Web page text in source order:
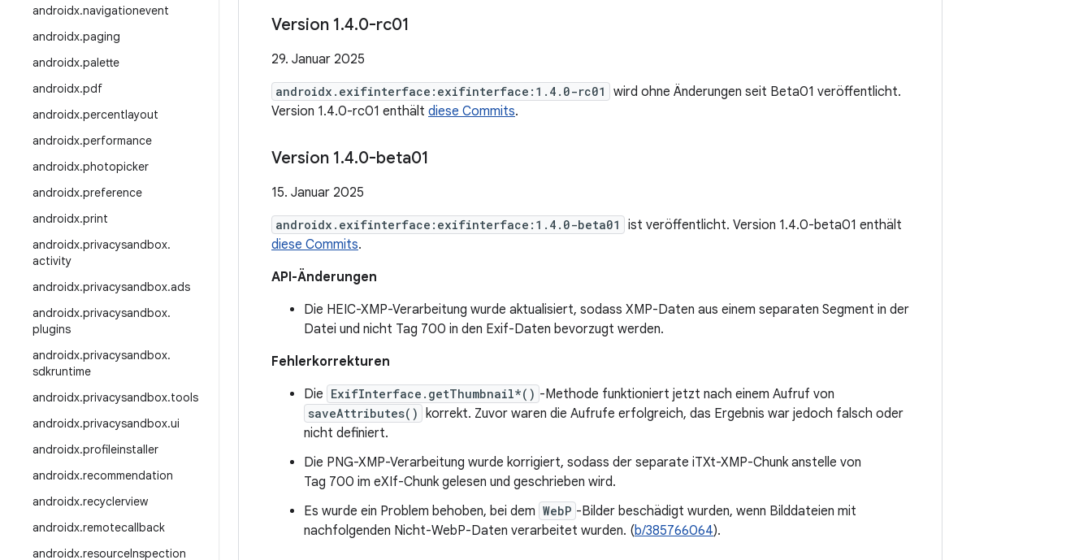
androidx.navigationevent
androidx.paging
androidx.palette
androidx.pdf
androidx.percentlayout
androidx.performance
androidx.photopicker
androidx.preference
androidx.print
androidx.privacysandbox.
activity
androidx.privacysandbox.ads
androidx.privacysandbox.
plugins
androidx.privacysandbox.
sdkruntime
androidx.privacysandbox.tools
androidx.privacysandbox.ui
androidx.profileinstaller
androidx.recommendation
androidx.recyclerview
androidx.remotecallback
androidx.resourceInspection
Version 1.4.0-rc01
29. Januar 2025
androidx.exifinterface:exifinterface:1.4.0-rc01
wird ohne Änderungen seit Beta01 veröffentlicht.
Version 1.4.0-rc01 enthält diese Commits.
Version 1.4.0-beta01
15. Januar 2025
androidx.exifinterface:exifinterface:1.4.0-beta01
ist veröffentlicht. Version 1.4.0-beta01 enthält
diese Commits.
API-Änderungen
Die HEIC-XMP-Verarbeitung wurde aktualisiert, sodass XMP-Daten aus einem separaten Segment in der
Datei und nicht Tag 700 in den Exif-Daten bevorzugt werden.
Fehlerkorrekturen
Die ExifInterface.getThumbnail*() -Methode funktioniert jetzt nach einem Aufruf von
saveAttributes() korrekt. Zuvor waren die Aufrufe erfolgreich, das Ergebnis war jedoch falsch oder
nicht definiert.
Die PNG-XMP-Verarbeitung wurde korrigiert, sodass der separate iTXt-XMP-Chunk anstelle von
Tag 700 im eXIf-Chunk gelesen und geschrieben wird.
Es wurde ein Problem behoben, bei dem WebP -Bilder beschädigt wurden, wenn Bilddateien mit
nachfolgenden Nicht-WebP-Daten verarbeitet wurden. (b/385766064).